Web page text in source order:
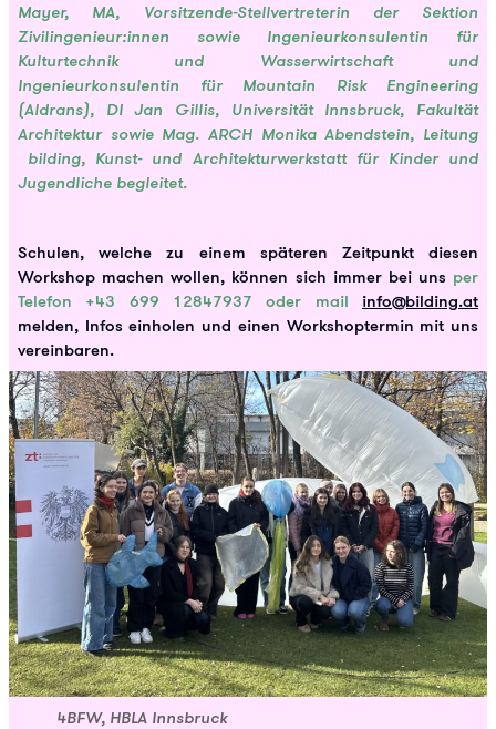
Mayer, MA, Vorsitzende-Stellvertreterin der Sektion
Zivilingenieur:innen sowie Ingenieurkonsulentin für
Kulturtechnik und Wasserwirtschaft und
Ingenieurkonsulentin für Mountain Risk Engineering
(Aldrans), DI Jan Gillis, Universität Innsbruck, Fakultät
Architektur sowie Mag. ARCH Monika Abendstein, Leitung
bilding, Kunst- und Architekturwerkstatt für Kinder und
Jugendliche begleitet.
Schulen, welche zu einem späteren Zeitpunkt diesen
Workshop machen wollen, können sich immer bei uns per
Telefon +43 699 12847937 oder mail
info@bilding.at
melden, Infos einholen und einen Workshoptermin mit uns
vereinbaren.
4BFW, HBLA Innsbruck